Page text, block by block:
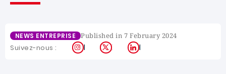
NEWS ENTREPRISE Published in 7 February 2024
Suivez-nous : Instagram
X LinkedIn